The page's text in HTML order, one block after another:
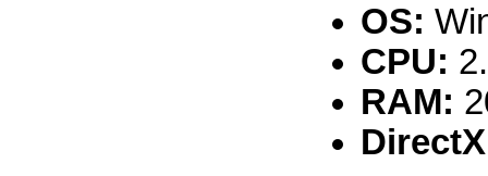
OS:
CPU:
RAM: